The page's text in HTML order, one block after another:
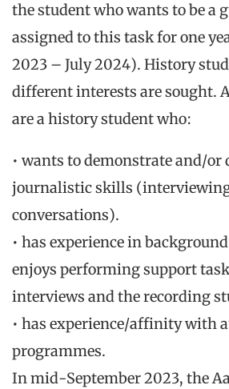
the student who wants to be a
assigned to this taskfor one
2023 – July 2024). History
differentinterests are sought.
are a history student who:
• wants to demonstrate and/or
journalistic skills
conversations).
• has experience in
enjoys performing support
interviews andthe recording
• has experience/affinity with
programmes.
In mid-September 2023, the